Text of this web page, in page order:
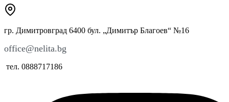
гр. Димитровград 6400 бул. „Димитър Благоев“ №16
office@nelita.bg
тел. 0888717186